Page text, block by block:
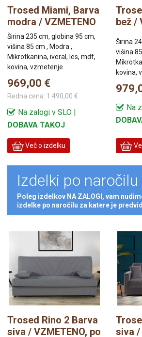
Trosed Miami, Barva
modra / VZMETENO
Širina 235 cm, globina 95 cm,
višina 85 cm , Modra ,
Mikrotkanina, iveral, les, mdf,
kovina, vzmetenje
969,00 €
Redna cena: 1.490,00 €
Na zalogi v SLO |
DOBAVA TAKOJ
Več o izdelku
bež /
Širina
višina
kovina,
Na
Izdelki po naročilu
Poleg izdelkov NA ZALOGI, vam
izdelke po naročilu za katere je
Trosed Rino 2 Barva
siva / VZMETENO, po
siva /